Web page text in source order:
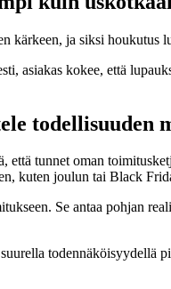
kärkeen, ja siksi houkutus
asiakas kokee, että
todellisuuden
että tunnet oman
kuten joulun tai Black
Se antaa pohjan
todennäköisyydellä